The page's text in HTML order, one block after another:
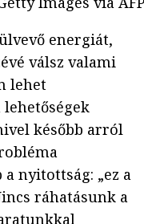
energiát,
válsz valami
lehet
később arról
nyitottság: „ez a
ráhatásunk a